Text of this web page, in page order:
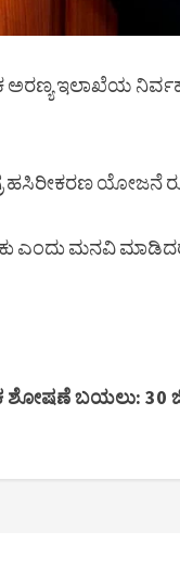
ಅರಣ್ಯ ಇಲಾಖೆಯ
ಹಸಿರೀಕರಣ ಯೋಜನೆ
ಎಂದು ಮನವಿ
ಬಯಲು: 30